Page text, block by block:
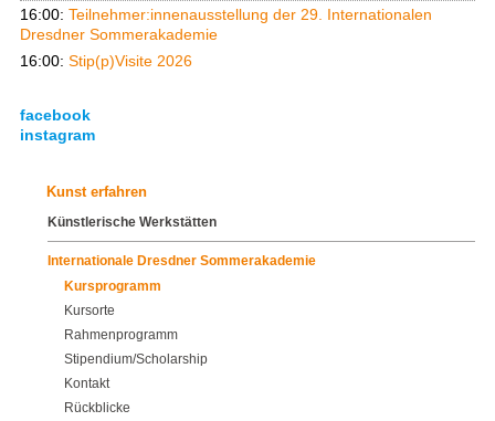
16:00: Teilnehmer:innenausstellung der 29. Internationalen
Dresdner Sommerakademie
16:00: Stip(p)Visite 2026
facebook
instagram
Kunst erfahren
Künstlerische Werkstätten
Internationale Dresdner Sommerakademie
Kursprogramm
Kursorte
Rahmenprogramm
Stipendium/Scholarship
Kontakt
Rückblicke